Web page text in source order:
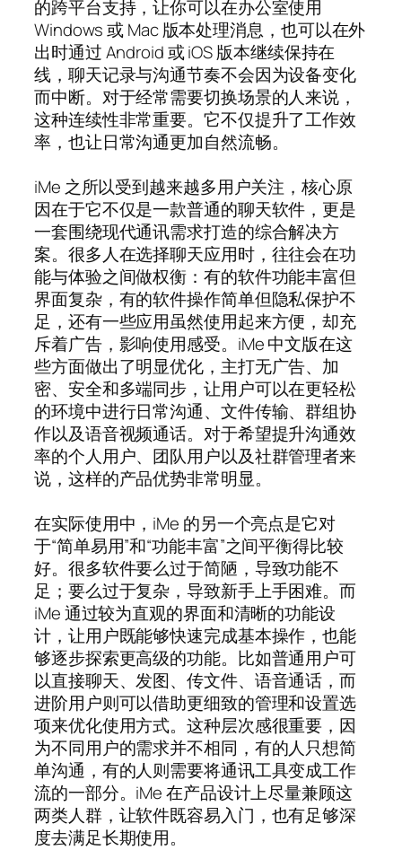
的跨平台支持，让你可以在办公室使用
Windows 或 Mac 版本处理消息，也可以在外
出时通过 Android 或 iOS 版本继续保持在
线，聊天记录与沟通节奏不会因为设备变化
而中断。对于经常需要切换场景的人来说，
这种连续性非常重要。它不仅提升了工作效
率，也让日常沟通更加自然流畅。
iMe 之所以受到越来越多用户关注，核心原
因在于它不仅是一款普通的聊天软件，更是
一套围绕现代通讯需求打造的综合解决方
案。很多人在选择聊天应用时，往往会在功
能与体验之间做权衡：有的软件功能丰富但
界面复杂，有的软件操作简单但隐私保护不
足，还有一些应用虽然使用起来方便，却充
斥着广告，影响使用感受。iMe 中文版在这
些方面做出了明显优化，主打无广告、加
密、安全和多端同步，让用户可以在更轻松
的环境中进行日常沟通、文件传输、群组协
作以及语音视频通话。对于希望提升沟通效
率的个人用户、团队用户以及社群管理者来
说，这样的产品优势非常明显。
在实际使用中，iMe 的另一个亮点是它对
于“简单易用”和“功能丰富”之间平衡得比较
好。很多软件要么过于简陋，导致功能不
足；要么过于复杂，导致新手上手困难。而
iMe 通过较为直观的界面和清晰的功能设
计，让用户既能够快速完成基本操作，也能
够逐步探索更高级的功能。比如普通用户可
以直接聊天、发图、传文件、语音通话，而
进阶用户则可以借助更细致的管理和设置选
项来优化使用方式。这种层次感很重要，因
为不同用户的需求并不相同，有的人只想简
单沟通，有的人则需要将通讯工具变成工作
流的一部分。iMe 在产品设计上尽量兼顾这
两类人群，让软件既容易入门，也有足够深
度去满足长期使用。